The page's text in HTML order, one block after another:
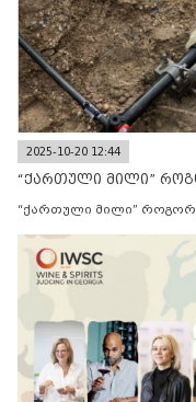
2025-10-20 12:44
“ქართული მილი”
“ქართული მილი”